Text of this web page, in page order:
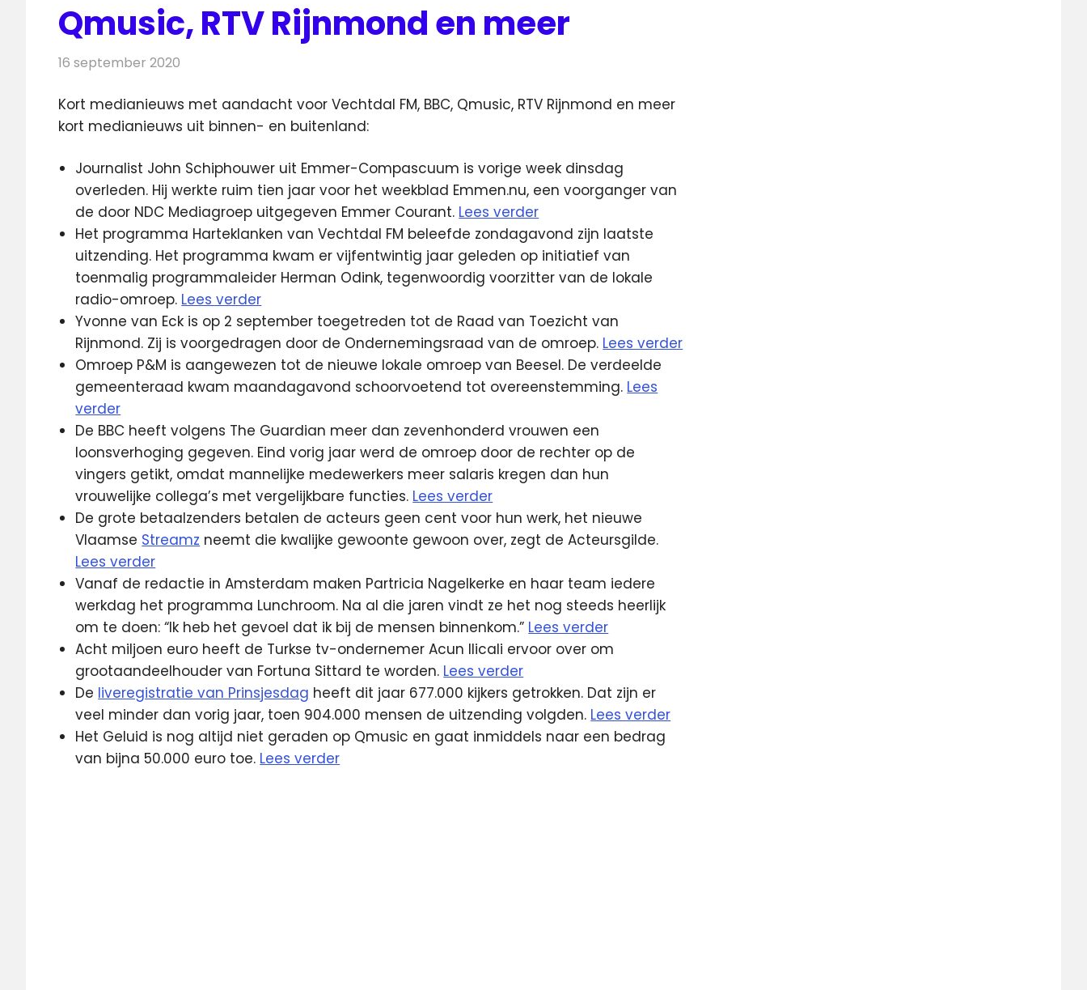
Qmusic, RTV Rijnmond en meer
16 september 2020
Kort medianieuws met aandacht voor Vechtdal FM, BBC, Qmusic, RTV Rijnmond en meer
kort medianieuws uit binnen- en buitenland:
Journalist John Schiphouwer uit Emmer-Compascuum is vorige week dinsdag
overleden. Hij werkte ruim tien jaar voor het weekblad Emmen.nu, een voorganger van
de door NDC Mediagroep uitgegeven Emmer Courant. Lees verder
Het programma Harteklanken van Vechtdal FM beleefde zondagavond zijn laatste
uitzending. Het programma kwam er vijfentwintig jaar geleden op initiatief van
toenmalig programmaleider Herman Odink, tegenwoordig voorzitter van de lokale
radio-omroep. Lees verder
Yvonne van Eck is op 2 september toegetreden tot de Raad van Toezicht van
Rijnmond. Zij is voorgedragen door de Ondernemingsraad van de omroep. Lees verder
Omroep P&M is aangewezen tot de nieuwe lokale omroep van Beesel. De verdeelde
gemeenteraad kwam maandagavond schoorvoetend tot overeenstemming. Lees
verder
De BBC heeft volgens The Guardian meer dan zevenhonderd vrouwen een
loonsverhoging gegeven. Eind vorig jaar werd de omroep door de rechter op de
vingers getikt, omdat mannelijke medewerkers meer salaris kregen dan hun
vrouwelijke collega’s met vergelijkbare functies. Lees verder
De grote betaalzenders betalen de acteurs geen cent voor hun werk, het nieuwe
Vlaamse Streamz neemt die kwalijke gewoonte gewoon over, zegt de Acteursgilde.
Lees verder
Vanaf de redactie in Amsterdam maken Partricia Nagelkerke en haar team iedere
werkdag het programma Lunchroom. Na al die jaren vindt ze het nog steeds heerlijk
om te doen: “Ik heb het gevoel dat ik bij de mensen binnenkom.” Lees verder
Acht miljoen euro heeft de Turkse tv-ondernemer Acun Ilicali ervoor over om
grootaandeelhouder van Fortuna Sittard te worden. Lees verder
De liveregistratie van Prinsjesdag heeft dit jaar 677.000 kijkers getrokken. Dat zijn er
veel minder dan vorig jaar, toen 904.000 mensen de uitzending volgden. Lees verder
Het Geluid is nog altijd niet geraden op Qmusic en gaat inmiddels naar een bedrag
van bijna 50.000 euro toe. Lees verder